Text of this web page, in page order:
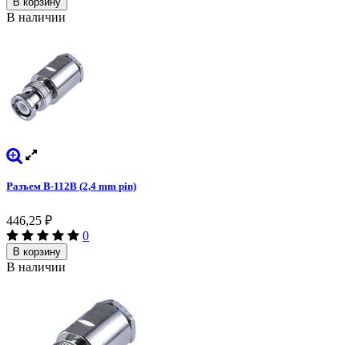
В наличии
Разъем B-112B (2,4 mm pin)
446,25 ₽
0
В корзину
В наличии